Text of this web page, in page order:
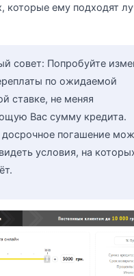
которые ему подходят
совет: Попробуйте
по ожидаемой
ставке, не меняя
Вас сумму кредита.
досрочное погашение
условия, на